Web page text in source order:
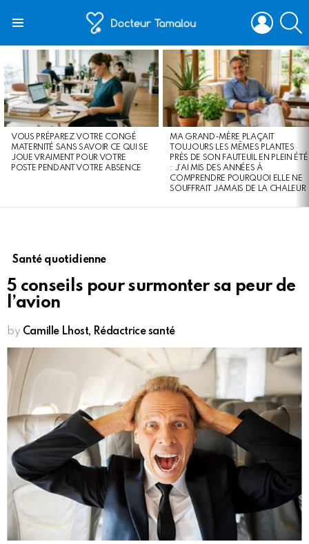
LOGIN
STORIES
VOUS PRÉPAREZ VOTRE CONGÉ
MATERNITÉ SANS SAVOIR CE QUI SE
JOUE VRAIMENT POUR VOTRE
POSTE PENDANT VOTRE ABSENCE
MA GRAND-MÈRE PLAÇAIT
TOUJOURS LES MÊMES PLANTES
PRÈS DE SON FAUTEUIL EN PLEIN ÉTÉ
: J’AI MIS DES ANNÉES À
COMPRENDRE POURQUOI ELLE NE
SOUFFRAIT JAMAIS DE LA CHALEUR
Santé quotidienne
5 conseils pour surmonter sa peur de
l’avion
by Camille Lhost, Rédactrice santé